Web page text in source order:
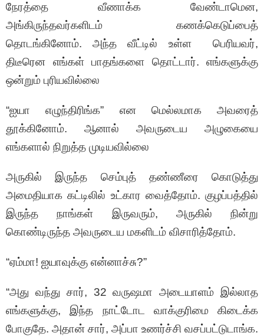
நேரத்தை வீணாக்க வேண்டாமென,
அங்கிருந்தவர்களிடம் கணக்கெடுப்பைத்
தொடங்கினோம். அந்த வீட்டில் உள்ள பெரியவர்,
திடீரென எங்கள் பாதங்களை தொட்டார். எங்களுக்கு
ஒன்றும் புரியவில்லை
“ஐயா எழுந்திரிங்க” என மெல்லமாக அவரைத்
தூக்கினோம். ஆனால் அவருடைய அழுகையை
எங்களால் நிறுத்த முடியவில்லை
அருகில் இருந்த செம்புத் தண்ணீரை கொடுத்து
அமைதியாக கட்டிலில் உட்கார வைத்தோம். குழப்பத்தில்
இருந்த நாங்கள் இருவரும், அருகில் நின்று
கொண்டிருந்த அவருடைய மகளிடம் விசாரித்தோம்.
“ஏம்மா! ஐயாவுக்கு என்னாச்சு?”
“அது வந்து சார், 32 வருஷமா அடையாளம் இல்லாத
எங்களுக்கு, இந்த நாட்டோட வாக்குரிமை கிடைக்க
போகுதே. அதான் சார், அப்பா உணர்ச்சி வசப்பட்டுடாங்க.